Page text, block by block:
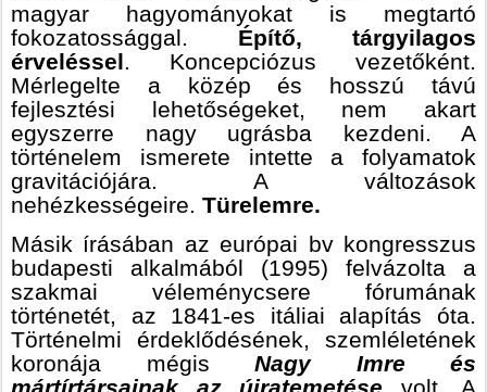
magyar hagyományokat is megtartó
fokozatossággal. Építő, tárgyilagos
érveléssel. Koncepciózus vezetőként.
Mérlegelte a közép és hosszú távú
fejlesztési lehetőségeket, nem akart
egyszerre nagy ugrásba kezdeni. A
történelem ismerete intette a folyamatok
gravitációjára. A változások
nehézkességeire. Türelemre.
Másik írásában az európai bv kongresszus
budapesti alkalmából (1995) felvázolta a
szakmai véleménycsere fórumának
történetét, az 1841-es itáliai alapítás óta.
Történelmi érdeklődésének, szemléletének
koronája mégis Nagy Imre és